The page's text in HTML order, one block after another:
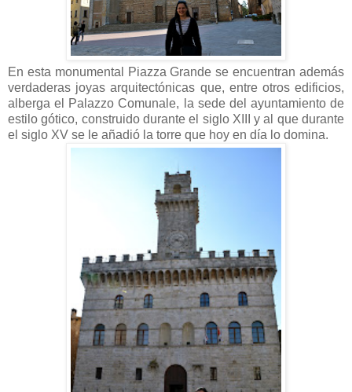
En esta monumental Piazza Grande se encuentran además
verdaderas joyas arquitectónicas que, entre otros edificios,
alberga el Palazzo Comunale, la sede del ayuntamiento de
estilo gótico, construido durante el siglo XIII y al que durante
el siglo XV se le añadió la torre que hoy en día lo domina.